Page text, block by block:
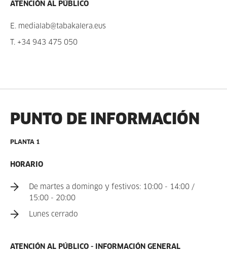
ATENCIÓN AL PÚBLICO
E. medialab@tabakalera.eus
T. +34 943 475 050
PUNTO DE INFORMACIÓN
PLANTA 1
HORARIO
De martes a domingo y festivos: 10:00 - 14:00 /
15:00 - 20:00
Lunes cerrado
ATENCIÓN AL PÚBLICO - INFORMACIÓN GENERAL